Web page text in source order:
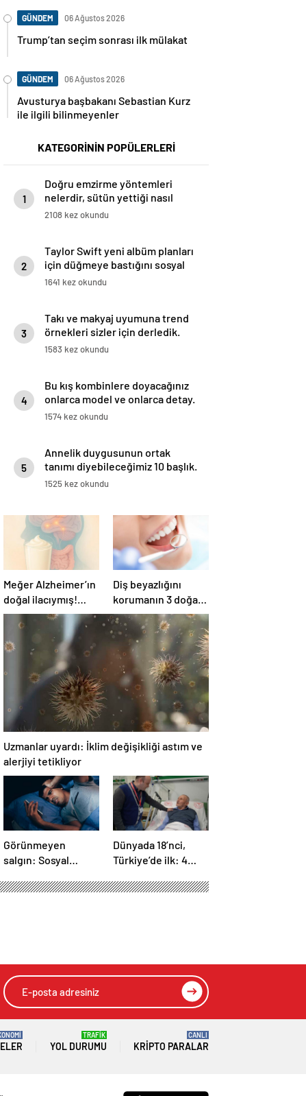
GÜNDEM 06 Ağustos 2026
Trump’tan seçim sonrası ilk mülakat
GÜNDEM 06 Ağustos 2026
Avusturya başbakanı Sebastian Kurz
ile ilgili bilinmeyenler
KATEGORİNİN POPÜLERLERİ
1
Doğru emzirme yöntemleri
nelerdir, sütün yettiği nasıl
anlaşılır?
2108 kez okundu
2
Taylor Swift yeni albüm planları
için düğmeye bastığını sosyal
medyadan duyurdu!
1641 kez okundu
3
Takı ve makyaj uyumuna trend
örnekleri sizler için derledik.
1583 kez okundu
4
Bu kış kombinlere doyacağınız
onlarca model ve onlarca detay.
1574 kez okundu
5
Annelik duygusunun ortak
tanımı diyebileceğimiz 10 başlık.
1525 kez okundu
Meğer Alzheimer’ın
doğal ilacıymış!
Bağırsak
iltihaplanmasını
önlüyor…
Diş beyazlığını
korumanın 3 doğal
yolu
Uzmanlar uyardı: İklim değişikliği astım ve
alerjiyi tetikliyor
Görünmeyen
salgın: Sosyal
ediyor… Fiziksel,
Dünyada 18’nci,
Türkiye’de ilk: 4
kapağına TAVİ
YOL DURUMU
TRAFİK
KRIPTO PARALAR
CANLI